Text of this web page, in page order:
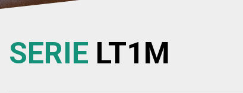
SERIE LT1M